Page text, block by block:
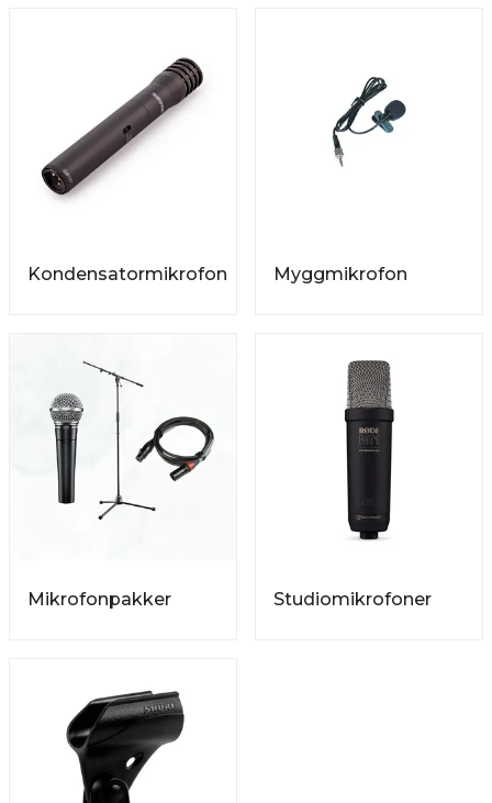
Kondensatormikrofon Myggmikrofon
Mikrofonpakker Studiomikrofoner